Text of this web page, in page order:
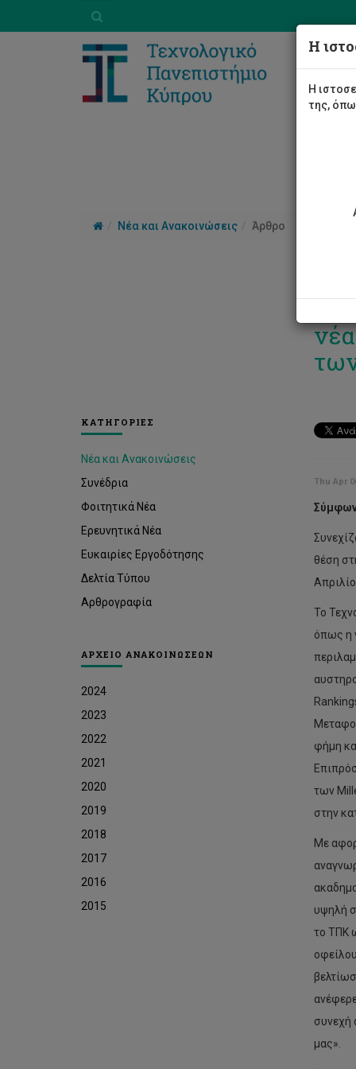
Νέα και Ανακοινώσεις Άρθρο
ΚΑΤΗΓΟΡΙΕΣ
Νέα και Ανακοινώσεις
Συνέδρια
Φοιτητικά Νέα
Ερευνητικά Νέα
Ευκαιρίες Εργοδότησης
Δελτία Τύπου
Αρθρογραφία
ΑΡΧΕΙΟ ΑΝΑΚΟΙΝΩΣΕΩΝ
2024
2023
2022
2021
2020
2019
2018
2017
2016
2015
Το
Thu Apr
θέση
Το
όπως η
φήμη
των
στην
Με
υψηλή
το ΤΠΚ
συνεχή
μας».
Η
Η
της,